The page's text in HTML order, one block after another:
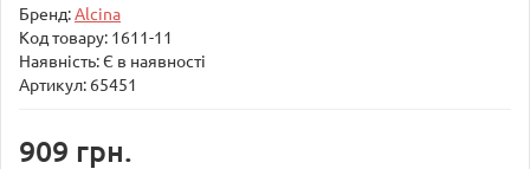
Бренд:Alcina
Код товару: 1611-11
Наявність: Є в наявності
Артикул: 65451
909 грн.